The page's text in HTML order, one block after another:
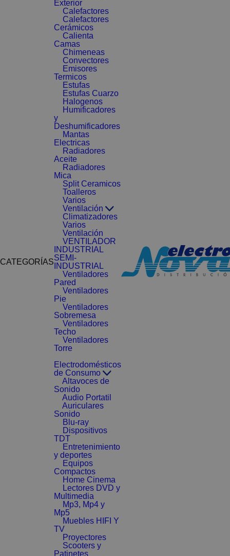
CATEGORÍAS
Exterior
Calefactores
Calefactores
Cerámicos
Calienta
Camas
Chimeneas
Convectores
Emisores
Termicos
Estufas
Estufas Cuarzo
Halogenos
Humificadores
y
Deshumificadores
Mantas
Electricas
Radiadores
Aceite
Radiadores
Mica
Split Ceramicos
Toalleros
Varios
Ventilación
Climatizadores
Varios
Ventilación
VENTILADOR
INDUSTRIAL
SEMI-
INDUSTRIAL
Ventiladores
Pared
Ventiladores
Pie
Ventiladores
Sobremesa
Ventiladores
Techo
Ventiladores
Torre
Electrodomésticos
de Consumo
Altavoces de
Sonido
Audio Portatil
Auriculares
Sonido
Blu-ray
Dispositivos
TDT
Entretenimiento
y deportes
Equipos
Compactos
Home Cinema
Lectores DVD y
Multimedia
Mp3, Mp4 y
Mp5
Muebles HIFI Y
TV
Proyectores
Scooters y
Patinetes